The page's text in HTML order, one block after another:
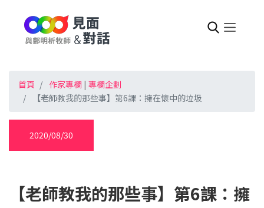
首頁 作家專欄 | 專欄企劃
【老師教我的那些事】第6課：擁在懷中的垃圾
2020/08/30
【老師教我的那些事】第6課：擁